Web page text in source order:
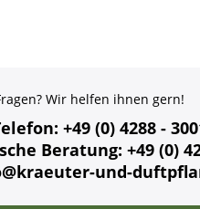
Wir helfen ihnen gern!
+49 (0) 4288 -
Beratung: +49 (0)
und-